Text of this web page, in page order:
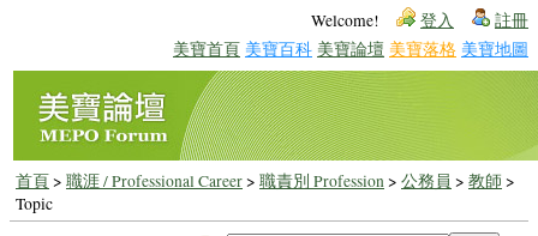
Welcome! 登入 註冊
美寶首頁 美寶百科 美寶論壇 美寶落格 美寶地圖
首頁> 職涯 / Professional Career> 職責別 Profession> 公務員 > 教師 >
Topic